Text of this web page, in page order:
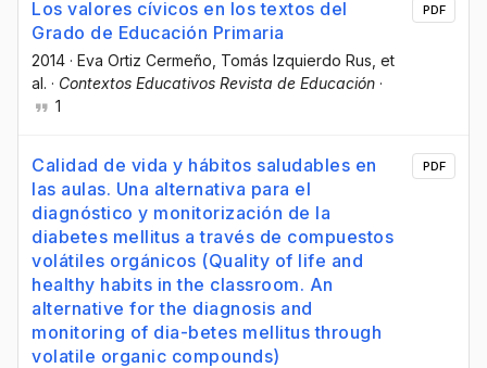
Los valores cívicos en los textos del
Grado de Educación Primaria
2014 · Eva Ortiz Cermeño , Tomás Izquierdo Rus , et
al. · Contextos Educativos Revista de Educación ·
1
PDF
Calidad de vida y hábitos saludables en
las aulas. Una alternativa para el
diagnóstico y monitorización de la
diabetes mellitus a través de compuestos
volátiles orgánicos (Quality of life and
healthy habits in the classroom. An
alternative for the diagnosis and
monitoring of dia-betes mellitus through
volatile organic compounds)
PDF